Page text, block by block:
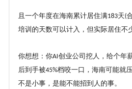
且一个年度在海南累计居住满183天(
培训的天数可以计入，但实际居住不
你想想：你AI创业公司挖人，给个年
后到手被45%档咬一口，海南可能就
不是小事，是能不能招到人的事。